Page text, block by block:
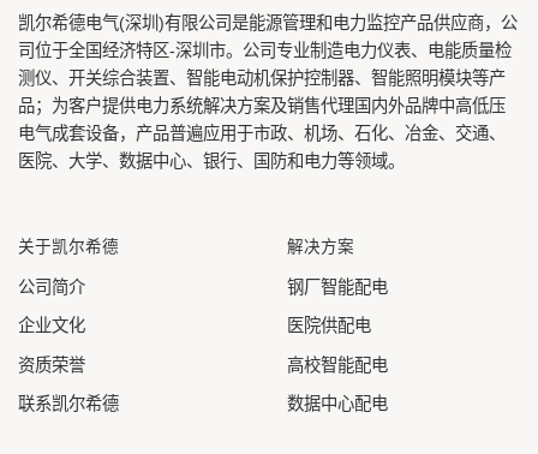
凯尔希德电气(深圳)有限公司 是能源管理和电力监控产品供应商，公
司位于全国经济特区-深圳市。公司专业制造电力仪表、电能质量检
测仪、开关综合装置、智能电动机保护控制器、智能照明模块等产
品；为客户提供电力系统解决方案及销售代理国内外品牌中高低压
电气成套设备，产品普遍应用于市政、机场、石化、冶金、交通、
医院、大学、数据中心、银行、国防和电力等领域。
关于凯尔希德
公司简介
企业文化
资质荣誉
联系凯尔希德
解决方案
钢厂智能配电
医院供配电
高校智能配电
数据中心配电